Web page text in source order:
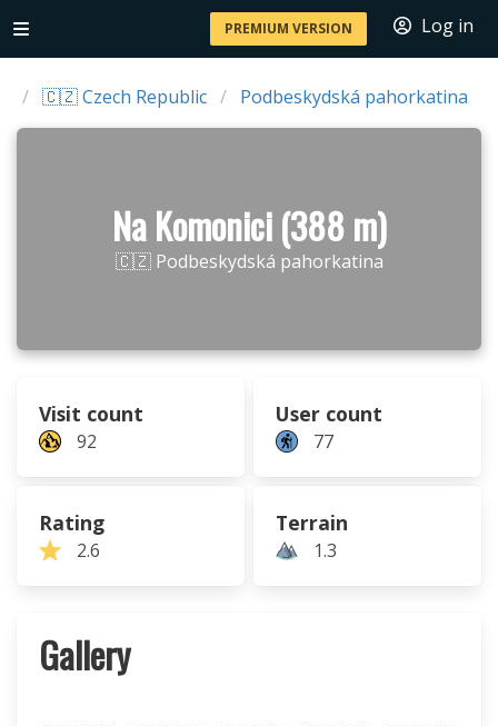
PREMIUM VERSION Log in
🇨🇿 Czech Republic Podbeskydská pahorkatina
Na Komonici (388 m)
🇨🇿 Podbeskydská pahorkatina
Visit count
92
User count
77
Rating
2.6
Terrain
1.3
Gallery